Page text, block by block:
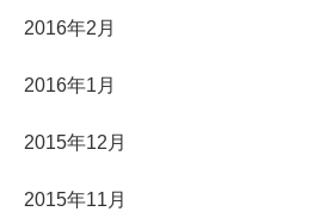
2016年2月
2016年1月
2015年12月
2015年11月